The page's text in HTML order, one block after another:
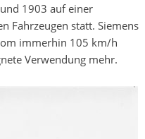
1903 auf einer
Fahrzeugen statt. Siemens
immerhin 105 km/h
Verwendung mehr.